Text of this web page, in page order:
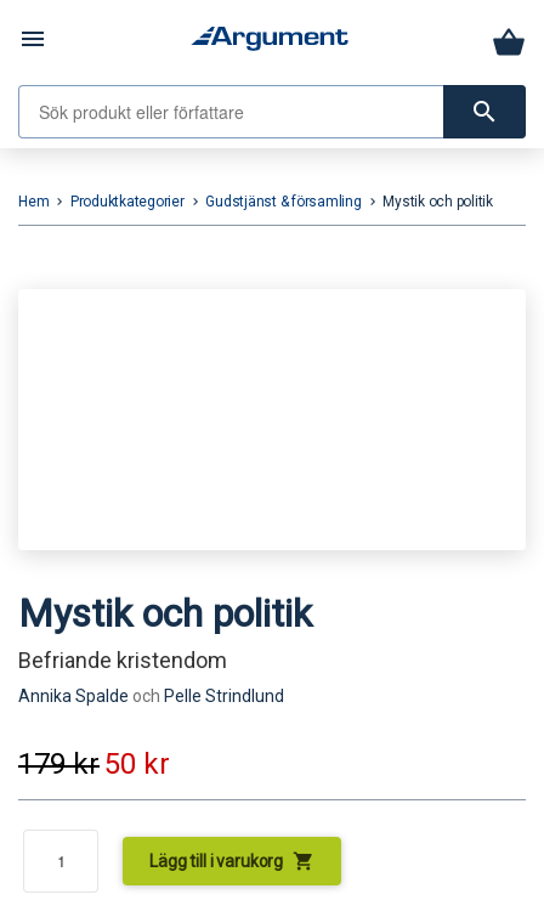
menu
search
Hem keyboard_arrow_right Produktkategorier keyboard_arrow_right Gudstjänst & församling keyboard_arrow_right Mystik och politik
Mystik och politik
Befriande kristendom
Annika Spalde och Pelle Strindlund
179kr50 kr
Lägg till i varukorg shopping_cart